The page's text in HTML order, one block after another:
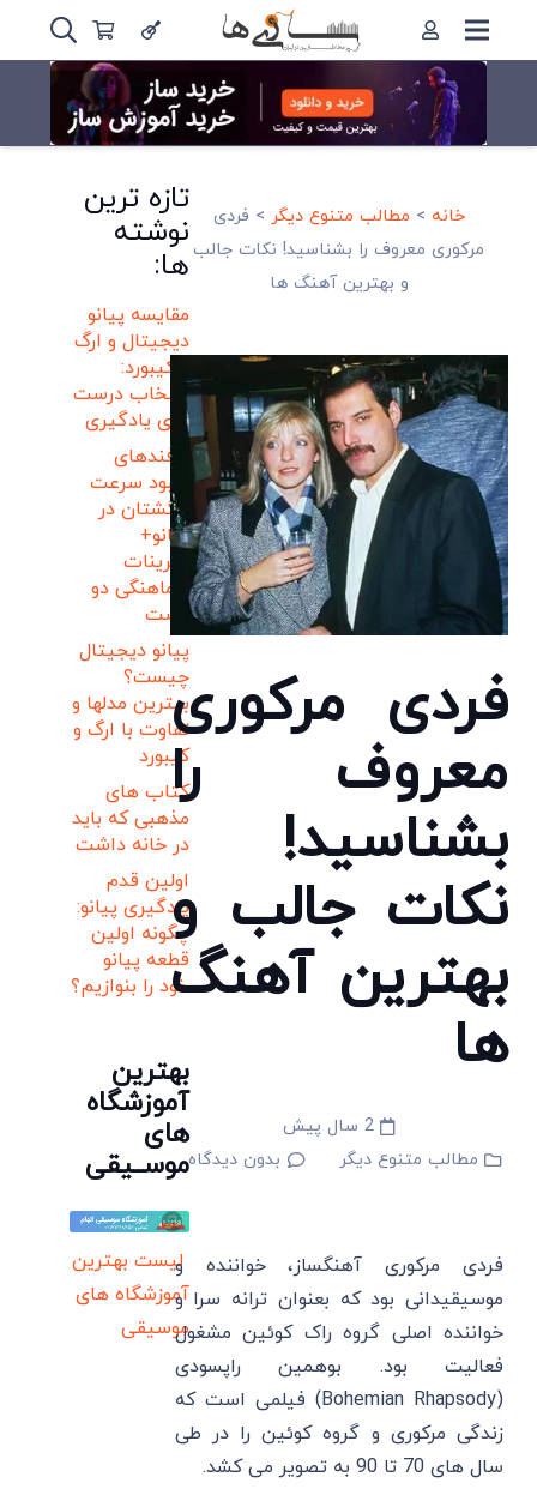
خانه > مطالب متنوع دیگر > فردی
مرکوری معروف را بشناسید! نکات جالب
و بهترین آهنگ ها
فردی مرکوری
معروف را
بشناسید!
نکات جالب و
بهترین آهنگ
ها
2 سال پیش
مطالب متنوع دیگر
بدون دیدگاه
فردی مرکوری آهنگساز، خواننده و
موسیقیدانی بود که بعنوان ترانه سرا و
خواننده اصلی گروه راک کوئین مشغول
فعالیت بود. بوهمین راپسودی
(Bohemian Rhapsody‎) فیلمی است که
زندگی مرکوری و گروه کوئین را در طی
سال های 70 تا 90 به تصویر می کشد.
تازه ترین
نوشته
ها:
مقایسه پیانو
دیجیتال و ارگ
و کیبورد:
انتخاب درست
برای یادگیری
ترفندهای
بهبود سرعت
انگشتان در
پیانو+
تمرینات
هماهنگی دو
دست
پیانو دیجیتال
چیست؟
بهترین مدلها و
تفاوت با ارگ و
کیبورد
کتاب های
مذهبی که باید
در خانه داشت
اولین قدم
یادگیری پیانو:
چگونه اولین
قطعه پیانو
خود را بنوازیم؟
بهترین
آموزشگاه
های
موســیقی
لیست بهترین
آموزشگاه های
موسیقی